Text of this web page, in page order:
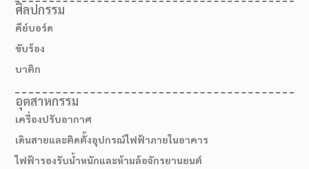
สมัครเรียน
ศิลปกรรม
คีย์บอร์ด
ขับร้อง
บาติก
อุตสาหกรรม
เครื่องปรับอากาศ
เดินสายและติดตั้งอุปกรณ์ไฟฟ้าภายในอาคาร
ไฟฟ้ารองรับน้ำหนักและห้ามล้อจักรยานยนต์